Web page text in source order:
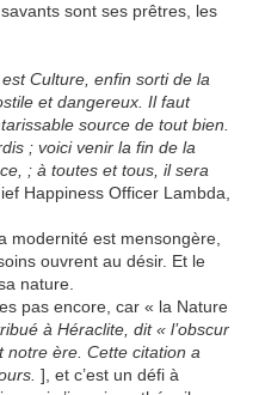
sont ses prêtres, les
Culture, enfin sorti de la
et dangereux. Il faut
source de tout bien.
; voici venir la fin de la
; à toutes et tous, il sera
Happiness Officer Lambda,
modernité est mensongère,
ouvrent au désir. Et le
nature.
pas encore, car « la Nature
à Héraclite, dit « l’obscur
notre ère. Cette citation a
], et c’est un défi à